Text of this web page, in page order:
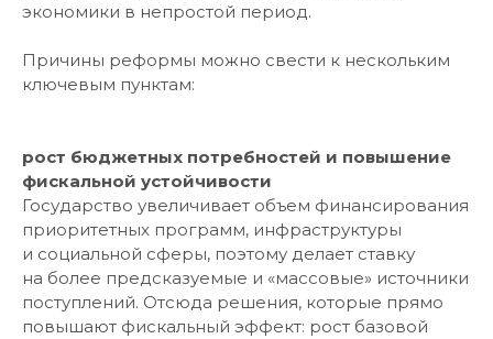
экономики в непростой период.
Причины реформы можно свести к нескольким
ключевым пунктам:
рост бюджетных потребностей и повышение
фискальной устойчивости
Государство увеличивает объем финансирования
приоритетных программ, инфраструктуры
и социальной сферы, поэтому делает ставку
на более предсказуемые и «массовые» источники
поступлений. Отсюда решения, которые прямо
повышают фискальный эффект: рост базовой